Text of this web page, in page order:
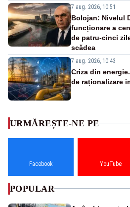
7 aug. 2026, 10:51
Bolojan: Nivelul
funcționare a
de patru-cinci
scădea
7 aug. 2026, 10:43
Criza din
de raționalizare
URMĂREȘTE-NE PE
Facebook YouTube
POPULAR